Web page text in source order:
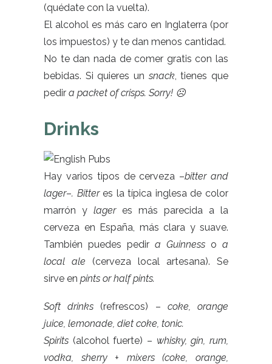
(quédate con la vuelta).
El alcohol es más caro en Inglaterra (por
los impuestos) y te dan menos cantidad.
No te dan nada de comer gratis con las
bebidas. Si quieres un snack, tienes que
pedir a packet of crisps. Sorry! ☹
Drinks
Hay varios tipos de cerveza –bitter and
lager–. Bitteres la típica inglesa de color
marrón y lageres más parecida a la
cerveza en España, más clara y suave.
También puedes pedir a Guinness o a
local ale (cerveza local artesana). Se
sirve en pints or half pints.
Soft drinks(refrescos) – coke, orange
juice, lemonade, diet coke, tonic.
Spirits (alcohol fuerte) – whisky, gin, rum,
vodka, sherry + mixers (coke, orange,